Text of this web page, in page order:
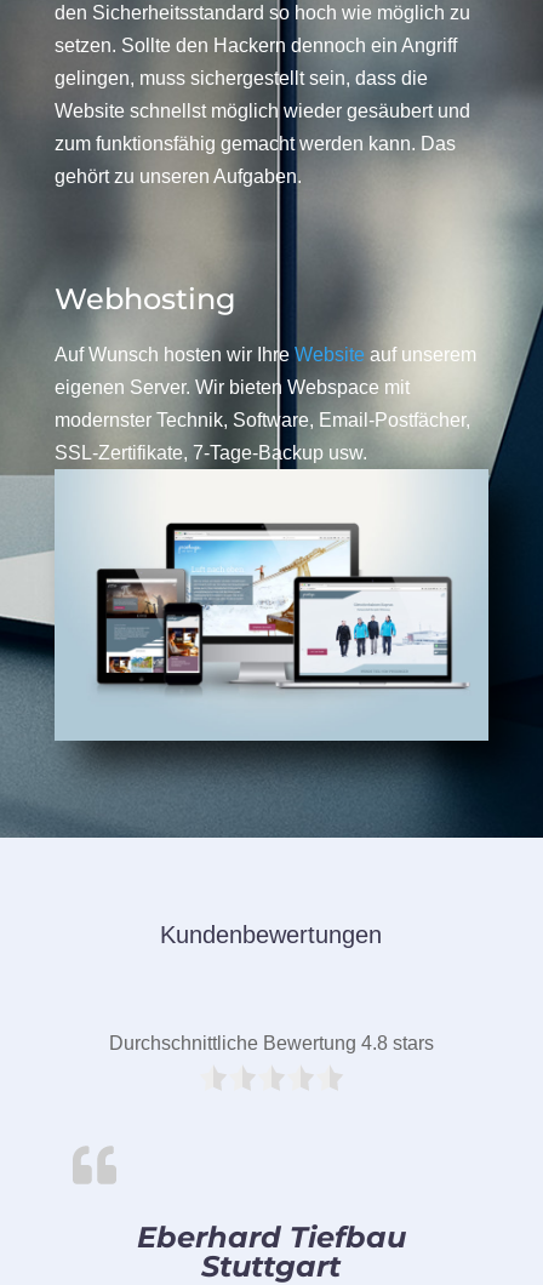
den Sicherheitsstandard so hoch wie möglich zu
setzen. Sollte den Hackern dennoch ein Angriff
gelingen, muss sichergestellt sein, dass die
Website schnellst möglich wieder gesäubert und
zum funktionsfähig gemacht werden kann. Das
gehört zu unseren Aufgaben.
Webhosting
Auf Wunsch hosten wir Ihre Website auf unserem
eigenen Server. Wir bieten Webspace mit
modernster Technik, Software, Email-Postfächer,
SSL-Zertifikate, 7-Tage-Backup usw.
Kundenbewertungen
Durchschnittliche Bewertung 4.8 stars
Eberhard Tiefbau
Stuttgart